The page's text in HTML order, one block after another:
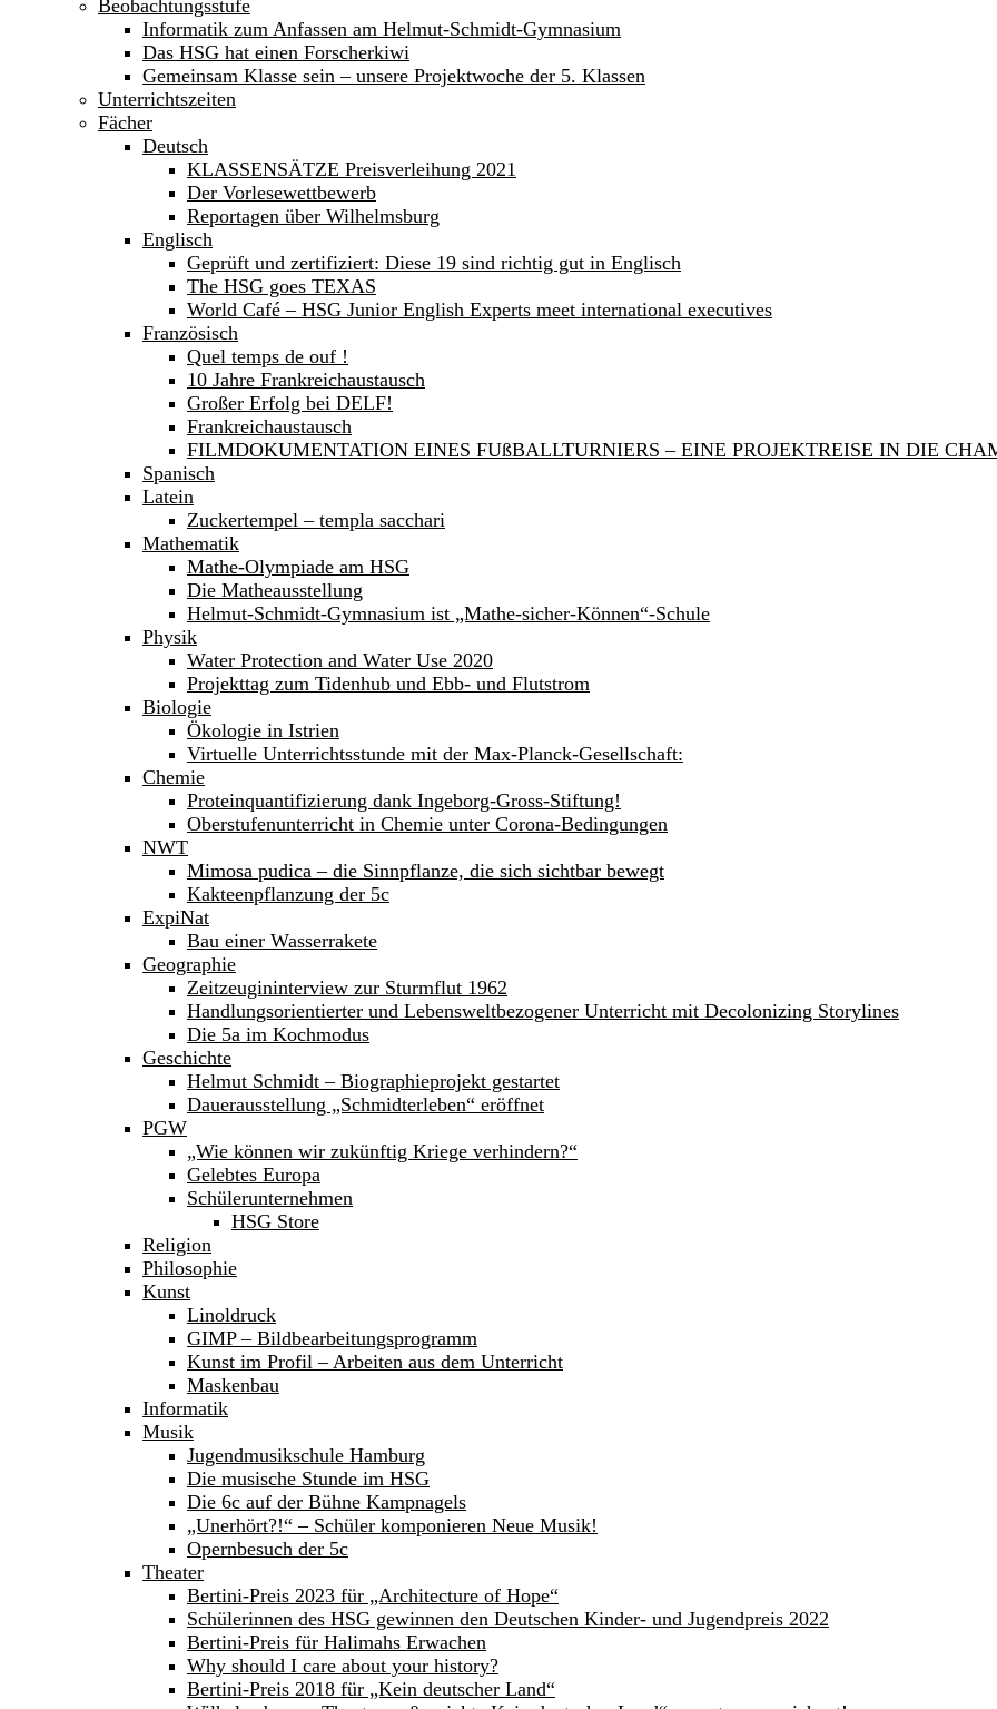
Beobachtungsstufe
Informatik zum Anfassen am Helmut-Schmidt-Gymnasium
Das HSG hat einen Forscherkiwi
Gemeinsam Klasse sein – unsere Projektwoche der 5. Klassen
Unterrichtszeiten
Fächer
Deutsch
KLASSENSÄTZE Preisverleihung 2021
Der Vorlesewettbewerb
Reportagen über Wilhelmsburg
Englisch
Geprüft und zertifiziert: Diese 19 sind richtig gut in Englisch
The HSG goes TEXAS
World Café – HSG Junior English Experts meet international executives
Französisch
Quel temps de ouf !
10 Jahre Frankreichaustausch
Großer Erfolg bei DELF!
Frankreichaustausch
FILMDOKUMENTATION EINES FUßBALLTURNIERS – EINE PROJEKTREISE IN DIE
Spanisch
Latein
Zuckertempel – templa sacchari
Mathematik
Mathe-Olympiade am HSG
Die Matheausstellung
Helmut-Schmidt-Gymnasium ist „Mathe-sicher-Können“-Schule
Physik
Water Protection and Water Use 2020
Projekttag zum Tidenhub und Ebb- und Flutstrom
Biologie
Ökologie in Istrien
Virtuelle Unterrichtsstunde mit der Max-Planck-Gesellschaft:
Chemie
Proteinquantifizierung dank Ingeborg-Gross-Stiftung!
Oberstufenunterricht in Chemie unter Corona-Bedingungen
NWT
Mimosa pudica – die Sinnpflanze, die sich sichtbar bewegt
Kakteenpflanzung der 5c
ExpiNat
Bau einer Wasserrakete
Geographie
Zeitzeugininterview zur Sturmflut 1962
Handlungsorientierter und Lebensweltbezogener Unterricht mit Decolonizing Storylines
Die 5a im Kochmodus
Geschichte
Helmut Schmidt – Biographieprojekt gestartet
Dauerausstellung „Schmidterleben“ eröffnet
PGW
„Wie können wir zukünftig Kriege verhindern?“
Gelebtes Europa
Schülerunternehmen
HSG Store
Religion
Philosophie
Kunst
Linoldruck
GIMP – Bildbearbeitungsprogramm
Kunst im Profil – Arbeiten aus dem Unterricht
Maskenbau
Informatik
Musik
Jugendmusikschule Hamburg
Die musische Stunde im HSG
Die 6c auf der Bühne Kampnagels
„Unerhört?!“ – Schüler komponieren Neue Musik!
Opernbesuch der 5c
Theater
Bertini-Preis 2023 für „Architecture of Hope“
Schülerinnen des HSG gewinnen den Deutschen Kinder- und Jugendpreis 2022
Bertini-Preis für Halimahs Erwachen
Why should I care about your history?
Bertini-Preis 2018 für „Kein deutscher Land“